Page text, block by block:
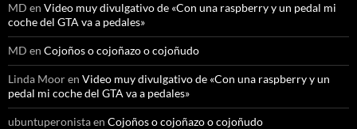
MD en Video muy divulgativo de «Con una raspberry y un pedal mi
coche del GTA va a pedales»
MD en Cojoños o cojoñazo o cojoñudo
Linda Mooren Video muy divulgativo de «Con una raspberry y un
pedal mi coche del GTA va a pedales»
ubuntuperonistaen Cojoños o cojoñazo o cojoñudo